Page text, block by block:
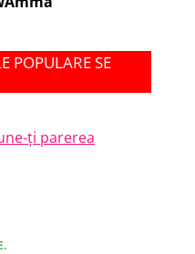
POPULARE SE
ţi parerea